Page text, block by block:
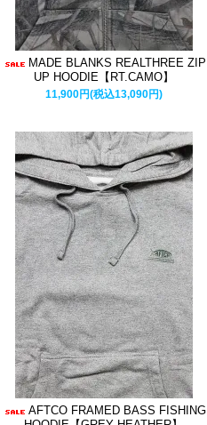
MADE BLANKS REALTHREE ZIP
UP HOODIE【RT.CAMO】
11,900円(税込13,090円)
AFTCO FRAMED BASS FISHING